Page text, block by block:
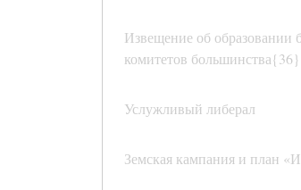
Извещение об образовании
комитетов
Услужливый либерал
Земская кампания и план